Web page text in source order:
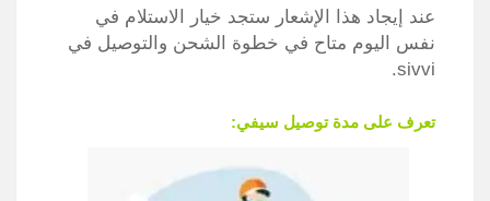
عند إيجاد هذا الإشعار ستجد خيار الاستلام في
نفس اليوم متاح في خطوة الشحن والتوصيل في
sivvi.
تعرف على مدة توصيل سيفي: